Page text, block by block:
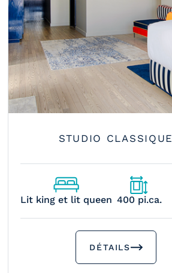
STUDIO CLASSIQUE
Lit king et lit queen 400 pi.ca.
DÉTAILS